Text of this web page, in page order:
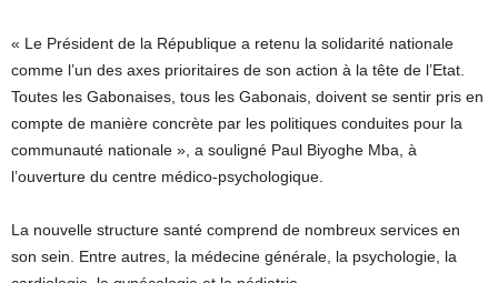
« Le Président de la République a retenu la solidarité nationale
comme l’un des axes prioritaires de son action à la tête de l’Etat.
Toutes les Gabonaises, tous les Gabonais, doivent se sentir pris en
compte de manière concrète par les politiques conduites pour la
communauté nationale », a souligné Paul Biyoghe Mba, à
l’ouverture du centre médico-psychologique.
La nouvelle structure santé comprend de nombreux services en
son sein. Entre autres, la médecine générale, la psychologie, la